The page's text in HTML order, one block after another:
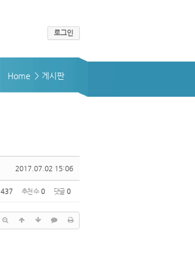
로그인
Home > 게시판
2017.07.02 15:06
437 추천 수 0 댓글 0